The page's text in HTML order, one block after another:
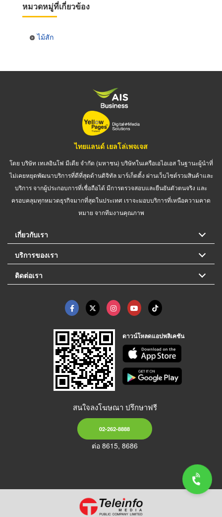
หมวดหมู่ที่เกี่ยวข้อง
ไม้สัก
ไทยแลนด์ เยลโล่เพจเจส
โดย บริษัท เทเลอินโฟ มีเดีย จำกัด (มหาชน) บริษัทในเครือเอไอเอส ในฐานะผู้นำที่
ไม่เคยหยุดพัฒนาบริการที่ดีที่สุดด้านดิจิทัล มาร์เก็ตติ้ง ผ่านเว็บไซต์รวมสินค้าและ
บริการ จากผู้ประกอบการที่เชื่อถือได้ มีการตรวจสอบและยืนยันตัวตนจริง และ
ครอบคลุมทุกหมวดธุรกิจมากที่สุดในประเทศ เราจะมอบบริการที่เหนือความคาด
หมาย จากทีมงานคุณภาพ
เกี่ยวกับเรา
บริการของเรา
ติดต่อเรา
ดาวน์โหลดแอปพลิเคชัน
สนใจลงโฆษณา ปรึกษาฟรี
02-262-8888
ต่อ 8615, 8686